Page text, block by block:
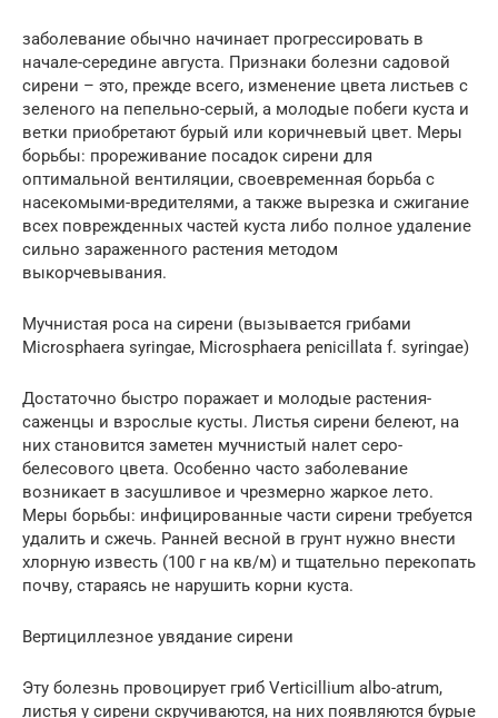
заболевание обычно начинает прогрессировать в
начале-середине августа. Признаки болезни садовой
сирени – это, прежде всего, изменение цвета листьев с
зеленого на пепельно-серый, а молодые побеги куста и
ветки приобретают бурый или коричневый цвет. Меры
борьбы: прореживание посадок сирени для
оптимальной вентиляции, своевременная борьба с
насекомыми-вредителями, а также вырезка и сжигание
всех поврежденных частей куста либо полное удаление
сильно зараженного растения методом
выкорчевывания.
Мучнистая роса на сирени (вызывается грибами
Microsphaera syringae, Microsphaera penicillata f. syringae)
Достаточно быстро поражает и молодые растения-
саженцы и взрослые кусты. Листья сирени белеют, на
них становится заметен мучнистый налет серо-
белесового цвета. Особенно часто заболевание
возникает в засушливое и чрезмерно жаркое лето.
Меры борьбы: инфицированные части сирени требуется
удалить и сжечь. Ранней весной в грунт нужно внести
хлорную известь (100 г на кв/м) и тщательно перекопать
почву, стараясь не нарушить корни куста.
Вертициллезное увядание сирени
Эту болезнь провоцирует гриб Verticillium albo-atrum,
листья у сирени скручиваются, на них появляются бурые